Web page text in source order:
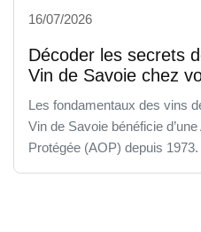
16/07/2026
Décoder les secrets
Vin de Savoie chez
Les fondamentaux des vins
Vin de Savoie bénéficie
Protégée (AOP) depuis